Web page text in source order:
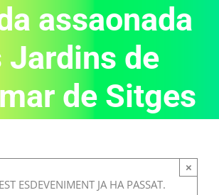
assaonada
Jardins de
de Sitges
ESDEVENIMENT JA HA PASSAT.
×